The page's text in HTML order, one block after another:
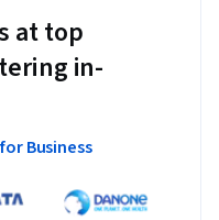
at top
in-
Business